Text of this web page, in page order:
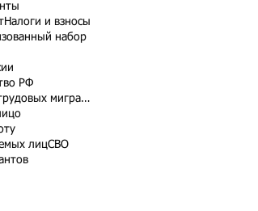
Налоги и взносы
набор
РФ
Работодатели для трудовых мигрантов
лицСВО